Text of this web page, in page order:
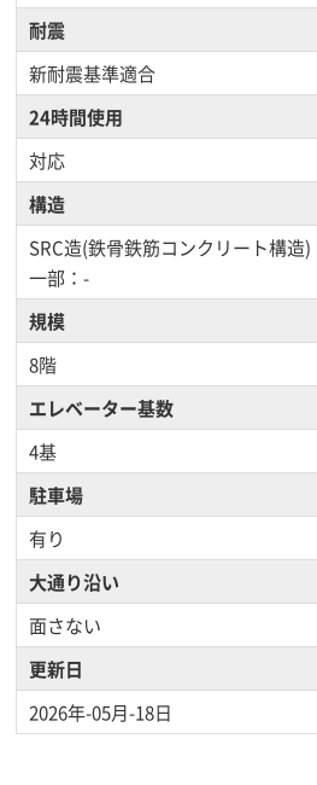
耐震
新耐震基準適合
24時間使用
対応
構造
SRC造(鉄骨鉄筋コンクリート構造)
一部：-
規模
8階
エレベーター基数
4基
駐車場
有り
大通り沿い
面さない
更新日
2026年-05月-18日